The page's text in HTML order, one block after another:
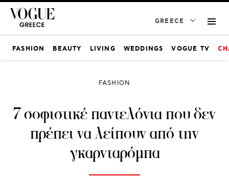
GREECE
FASHION BEAUTY LIVING WEDDINGS VOGUE TV
FASHION
7 σοφιστικέ παντελόνια που δεν
πρέπει να λείπουν από την
γκαρνταρόμπα